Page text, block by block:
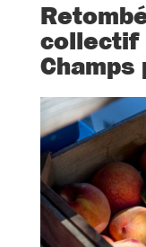
collectif
Champs